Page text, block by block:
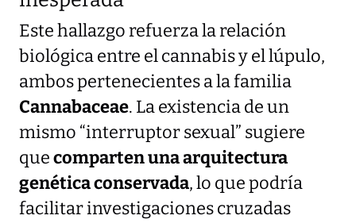
Este hallazgo refuerza la relación
biológica entre el cannabis y el lúpulo,
ambos pertenecientes a la familia
Cannabaceae. La existencia de un
mismo “interruptor sexual” sugiere
quecomparten una arquitectura
genética conservada, lo que podría
facilitar investigaciones cruzadas